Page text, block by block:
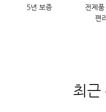
5년 보증
전제
편
최근